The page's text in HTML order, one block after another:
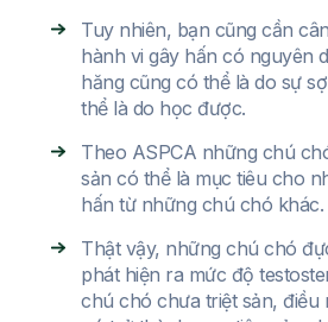
Tuy nhiên, bạn cũng cần
hành vi gây hấn có nguyên
hăng cũng có thể là do sự
thể là do học được.
Theo ASPCA những chú
sản có thể là mục tiêu cho
hấn từ những chú chó khác.
Thật vậy, những chú chó
phát hiện ra mức độ
chú chó chưa triệt sản, điều